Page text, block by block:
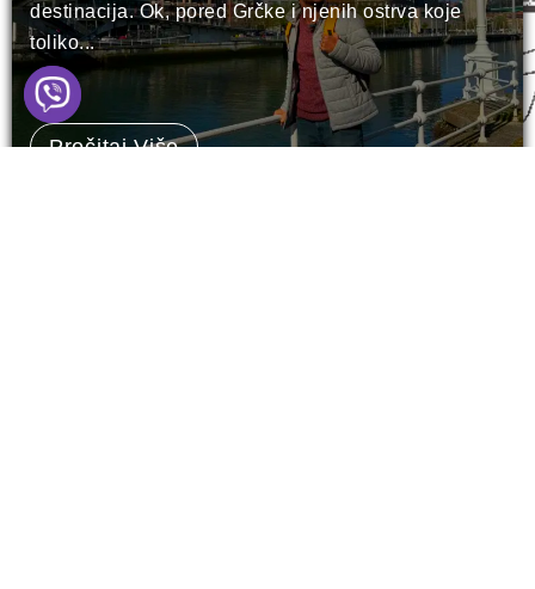
destinacija. Ok, pored Grčke i njenih ostrva koje
toliko...
Pročitaj Više